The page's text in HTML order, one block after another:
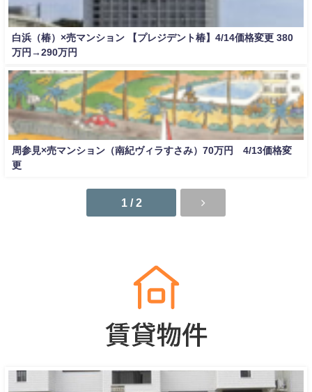
白浜（椿）×売マンション 【プレジデント椿】4/14価格変更 380
万円→290万円
周参見×売マンション（南紀ヴィラすさみ）70万円 4/13価格変
更
1 / 2